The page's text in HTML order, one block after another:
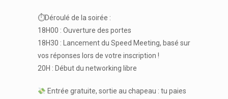
⏱Déroulé de la soirée :
18H00 : Ouverture des portes
18H30 : Lancement du Speed Meeting, basé sur
vos réponses lors de votre inscription !
20H : Début du networking libre
Entrée gratuite, sortie au chapeau : tu paies